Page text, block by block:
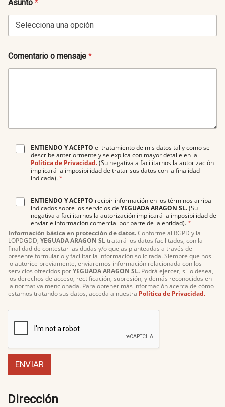
Asunto *
Comentario o mensaje *
ENTIENDO Y ACEPTO el tratamiento de mis datos tal y como se
describe anteriormente y se explica con mayor detalle en la
Política de Privacidad.(Su negativa a facilitarnos la autorización
implicará la imposibilidad de tratar sus datos con la finalidad
indicada).*
e
r
d
o
G
D
P
R
ENTIENDO Y ACEPTO recibir información en los términos arriba
indicados sobre los servicios de YEGUADA ARAGON SL.(Su
negativa a facilitarnos la autorización implicará la imposibilidad de
enviarle información comercial por parte de la entidad).*
Información básica en protección de datos.Conforme al RGPD y la
LOPDGDD, YEGUADA ARAGON SLtratará los datos facilitados, con la
finalidad de contestar las dudas y/o quejas planteadas a través del
presente formulario y facilitar la información solicitada. Siempre que nos
lo autorice previamente, enviaremos información relacionada con los
servicios ofrecidos porYEGUADA ARAGON SL. Podrá ejercer, si lo desea,
los derechos de acceso, rectificación, supresión, y demás reconocidos en
la normativa mencionada. Para obtener más información acerca de cómo
estamos tratando sus datos, acceda a nuestra Política de Privacidad.
ENVIAR
Dirección